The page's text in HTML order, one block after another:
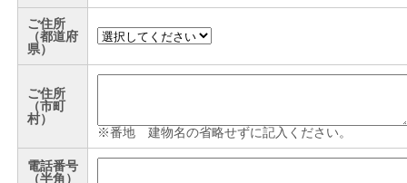
ご住所
（都道府
県）
ご住所
（市町
村）
※番地 建物名の省略せずに記入ください。
電話番号
（半角）